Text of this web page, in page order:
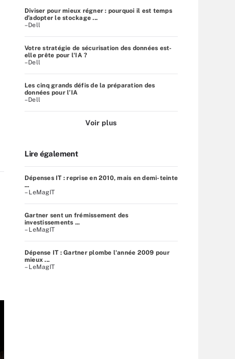
Diviser pour mieux régner : pourquoi il est temps
d’adopter le stockage ...
–Dell
Votre stratégie de sécurisation des données est-
elle prête pour l'IA ?
–Dell
Les cinq grands défis de la préparation des
données pour l’IA
–Dell
Voir plus
Lire également
Dépenses IT : reprise en 2010, mais en demi-teinte
...
– LeMagIT
Gartner sent un frémissement des
investissements ...
– LeMagIT
Dépense IT : Gartner plombe l'année 2009 pour
mieux ...
– LeMagIT